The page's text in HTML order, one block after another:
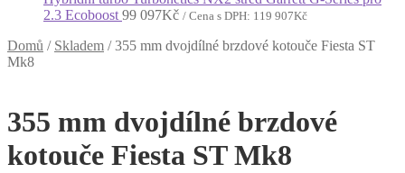
2.3 Ecoboost 99 097Kč / Cena s DPH: 119 907Kč
Domů / Skladem /355 mm dvojdílné brzdové kotouče Fiesta ST
Mk8
355 mm dvojdílné brzdové
kotouče Fiesta ST Mk8